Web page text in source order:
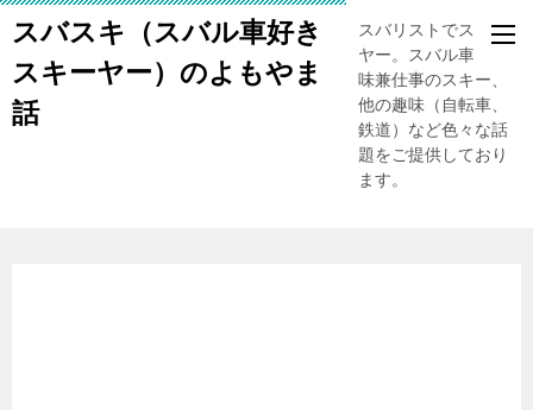
スバスキ（スバル車好き
スキーヤー）のよもやま
話
スバリストでスキー
ヤー。スバル車、趣
味兼仕事のスキー、
他の趣味（自転車、
鉄道）など色々な話
題をご提供しており
ます。